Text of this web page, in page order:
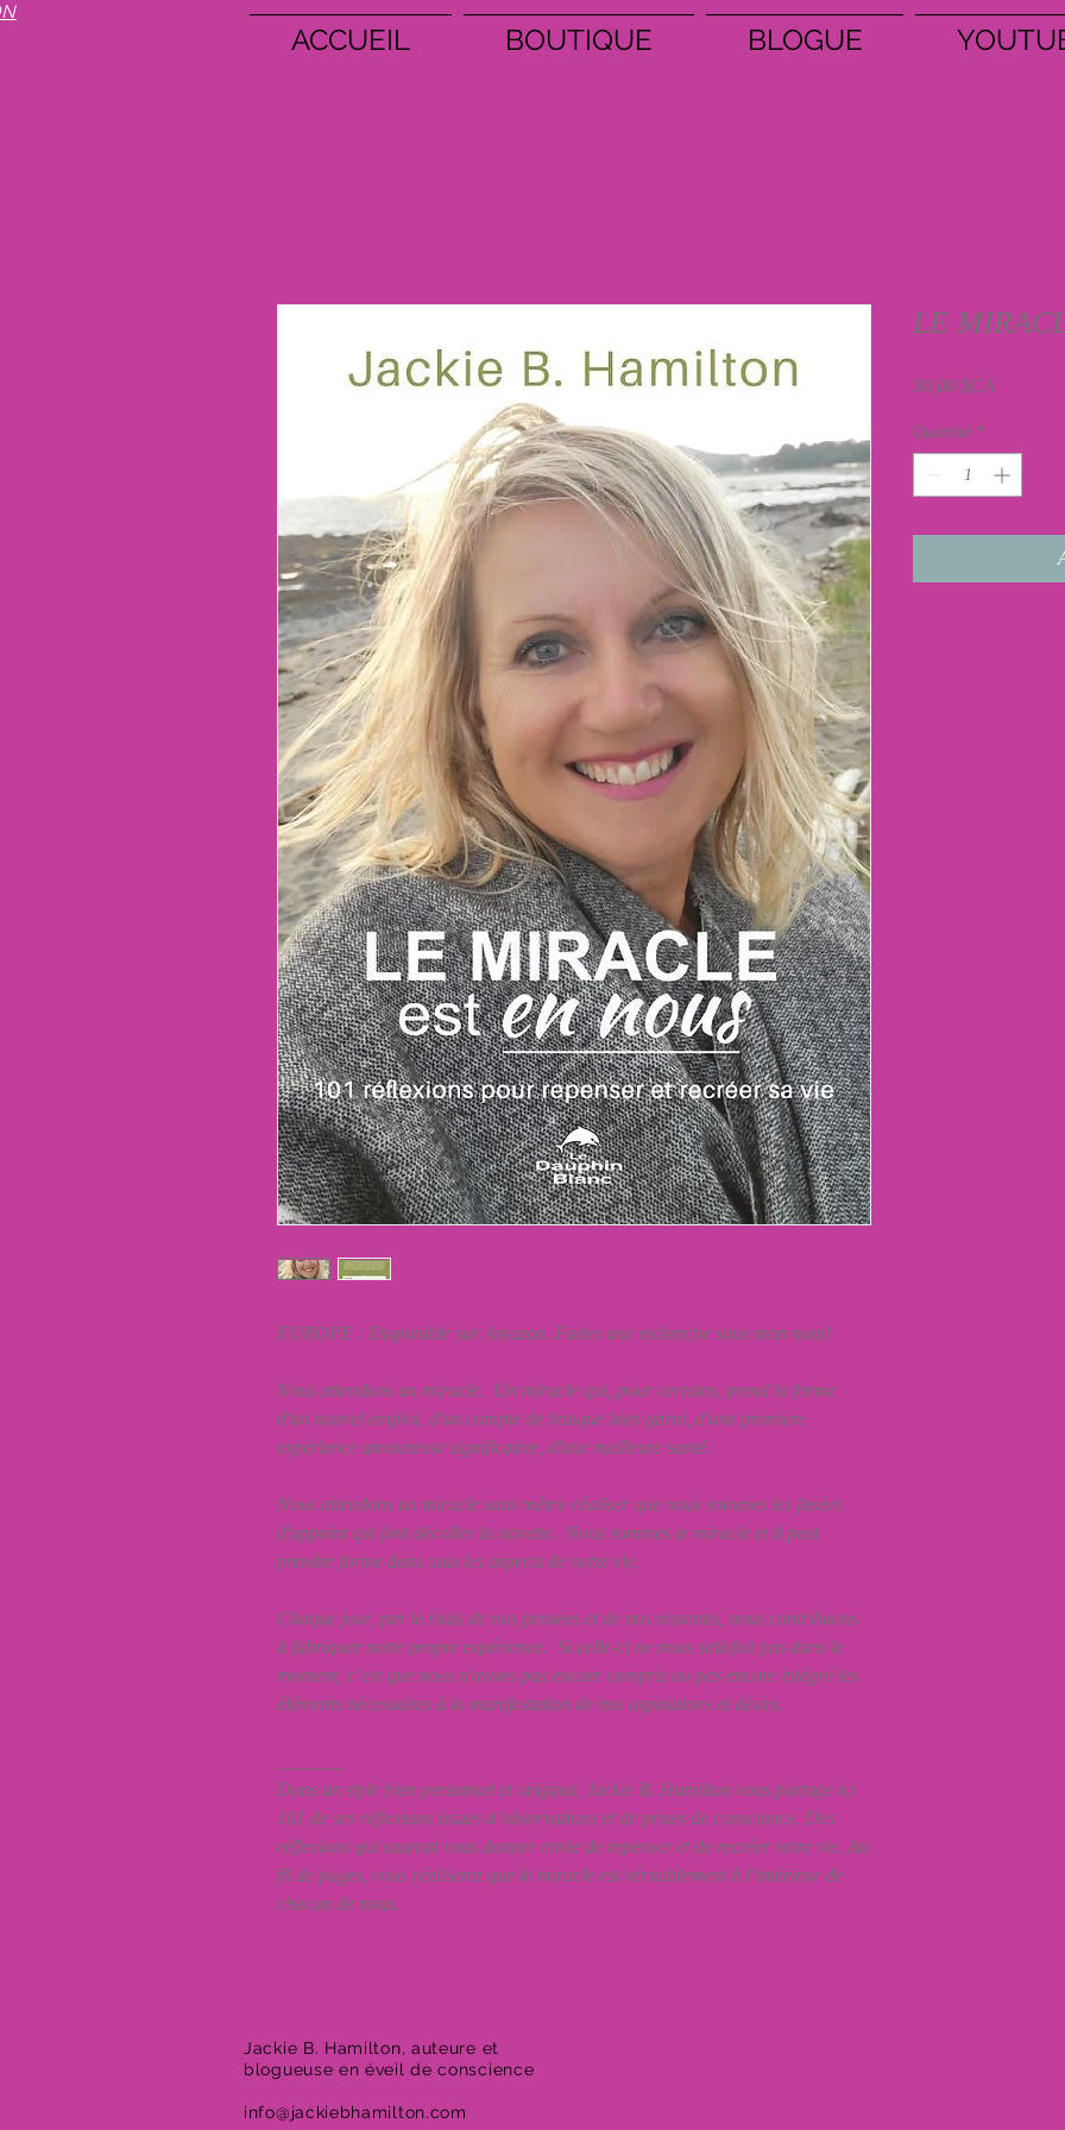
ACCUEIL BOUTIQUE BLOGUE
EUROPE : Disponible sur Amazon. Faites une recherche sous mon nom!
Nous attendons un miracle. Un miracle qui, pour certains, prend la forme
d'un nouvel emploi, d'un compte de banque bien garni, d'une première
expérience amoureuse significative, d'une meilleure santé.
Nous attendons un miracle sans même réaliser que nous sommes les fusées
d'appoint qui font décoller la navette. Nous sommes le miracle et il peut
prendre forme dans tous les aspects de notre vie.
Chaque jour, par le biais de nos pensées et de nos ressentis, nous contribuons
à fabriquer notre propre expérience. Si celle-ci ne nous satisfait pas dans le
moment, c’est que nous n'avons pas encore compris ou pas encore intégré les
éléments nécessaires à la manifestation de nos aspirations et désirs.
Dans un style bien personnel et original, Jackie B. Hamilton vous partage ici
101 de ses réflexions issues d’observations et de prises de conscience. Des
réflexions qui sauront vous donner envie de repenser et de recréer votre vie. Au
fil de pages, vous réaliserez que le miracle est véritablement à l’intérieur de
chacun de nous.
LE
30,00 $CA
Quantité *
Jackie B. Hamilton, auteure et
blogueuse en éveil de conscience
info@jackiebhamilton.com